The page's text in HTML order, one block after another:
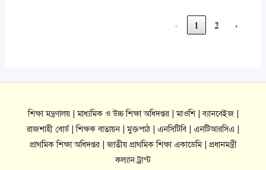
‹ 1 2 ›
শিক্ষা মন্ত্রণালয় |মাধ্যমিক ও উচ্চ শিক্ষা অধিদপ্তর |মাওশি |ব্যানবেইজ |
রাজশাহী বোর্ড |শিক্ষক বাতায়ন |মুক্তপাঠ | এনসিটিবি | এনটিআরসিএ |
প্রাথমিক শিক্ষা অধিদপ্তর |জাতীয় প্রাথমিক শিক্ষা একাডেমি | প্রধানমন্ত্রী
কল্যান ট্রাস্ট